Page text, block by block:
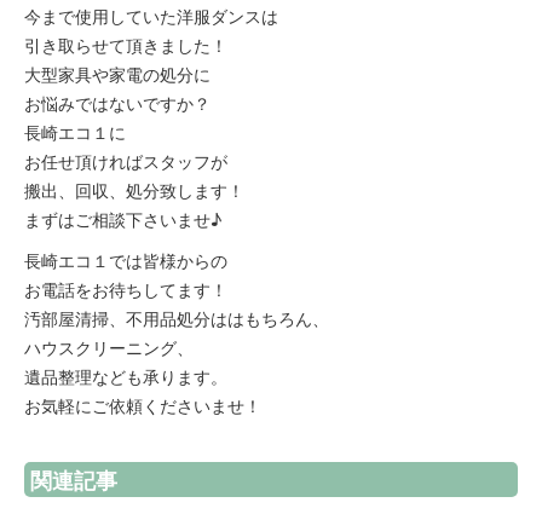
今まで使用していた洋服ダンスは
引き取らせて頂きました！
大型家具や家電の処分に
お悩みではないですか？
長崎エコ１に
お任せ頂ければスタッフが
搬出、回収、処分致します！
まずはご相談下さいませ♪
長崎エコ１では皆様からの
お電話をお待ちしてます！
汚部屋清掃、不用品処分ははもちろん、
ハウスクリーニング、
遺品整理なども承ります。
お気軽にご依頼くださいませ！
関連記事